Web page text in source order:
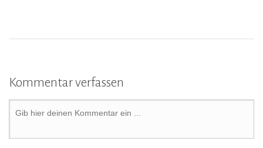
Kommentar verfassen